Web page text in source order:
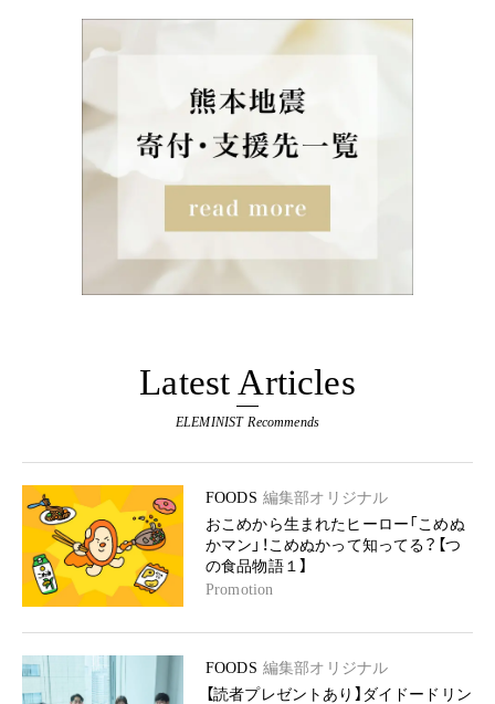
Latest Articles
ELEMINIST Recommends
FOODS 編集部オリジナル
おこめから生まれたヒーロー「こめぬ
かマン」！こめぬかって知ってる？【つ
の食品物語１】
Promotion
FOODS 編集部オリジナル
【読者プレゼントあり】ダイドードリン